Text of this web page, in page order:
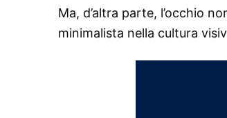
Ma, d’altra parte, l’occhio
minimalista nella cultura